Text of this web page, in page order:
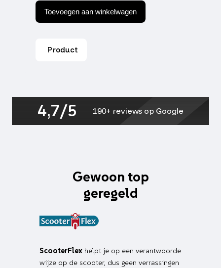
B506
Intergraal
XXL
Toevoegen aan winkelwagen
Product
4,7/5 190+ reviews op Google
Gewoon top
geregeld
ScooterFlex helpt je op een verantwoorde
wijze op de scooter, dus geen verrassingen